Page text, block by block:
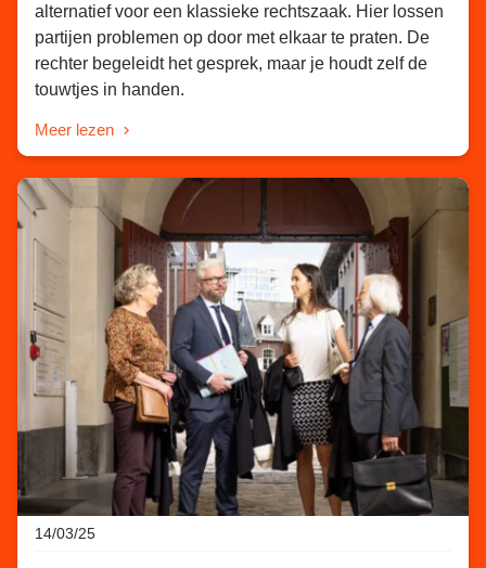
alternatief voor een klassieke rechtszaak. Hier lossen
partijen problemen op door met elkaar te praten. De
rechter begeleidt het gesprek, maar je houdt zelf de
touwtjes in handen.
Meer lezen
14/03/25